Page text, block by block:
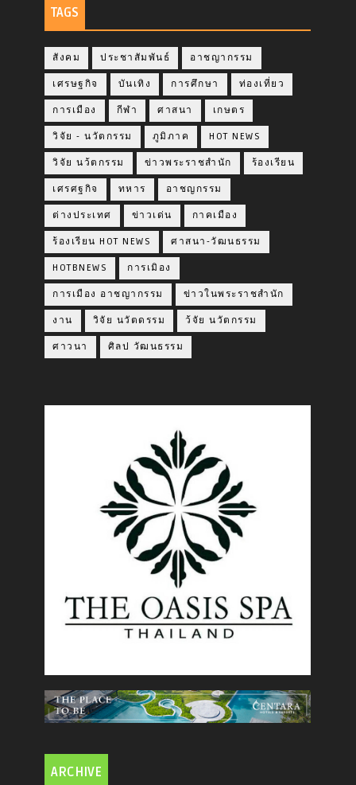
TAGS
สังคม ประชาสัมพันธ์ อาชญากรรม
เศรษฐกิจ บันเทิง การศึกษา ท่องเที่ยว
การเมือง กีฬา ศาสนา เกษตร
วิจัย - นวัตกรรม ภูมิภาค HOT NEWS
วิจัย นว้ตกรรม ข่าวพระราชสำนัก ร้องเรียน
เศรศฐกิจ ทหาร อาชญกรรม
ต่างประเทศ ข่าวเด่น กาคเมือง
ร้องเรียน HOT NEWS ศาสนา-วัฒนธรรม
HOTBNEWS การเมิอง
การเมือง อาชญากรรม ข่าวในพระราชสำนัก
งาน วิจัย นวัตดรรม ว้จัย นวัตกรรม
ศาวนา ศิลป วัฒนธรรม
ARCHIVE